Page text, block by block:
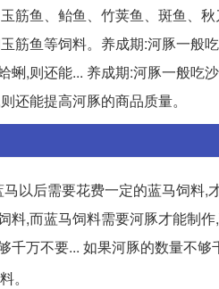
筋鱼、鲐鱼、竹荚鱼、斑鱼、
筋鱼等饲料。养成期:河豚一般
,则还能... 养成期:河豚一般吃沙
还能提高河豚的商品质量。
以后需要花费一定的蓝马饲料,
料,而蓝马饲料需要河豚才能制
万不要... 如果河豚的数量不够
。